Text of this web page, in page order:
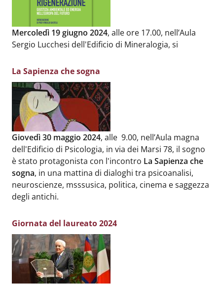
Body:
Mercoledì 19 giugno 2024, alle ore 17.00, nell’Aula
Sergio Lucchesi dell'Edificio di Mineralogia, si
La Sapienza che sogna
Body:
Giovedì 30 maggio 2024, alle 9.00, nell’Aula magna
dell'Edificio di Psicologia, in via dei Marsi 78, il sogno
è stato protagonista con l'incontro La Sapienza che
sogna, in una mattina di dialoghi tra psicoanalisi,
neuroscienze, msssusica, politica, cinema e saggezza
degli antichi.
Giornata del laureato 2024